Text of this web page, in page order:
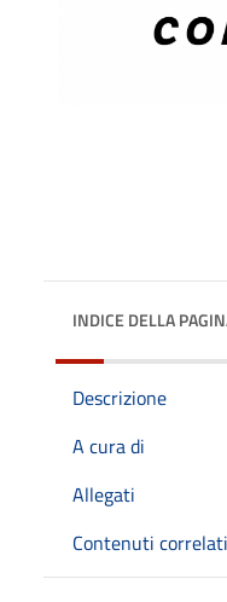
INDICE DELLA
Descrizione
A cura di
Allegati
Contenuti correlati